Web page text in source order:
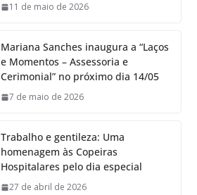
11 de maio de 2026
Mariana Sanches inaugura a “Laços
e Momentos – Assessoria e
Cerimonial” no próximo dia 14/05
7 de maio de 2026
Trabalho e gentileza: Uma
homenagem às Copeiras
Hospitalares pelo dia especial
27 de abril de 2026